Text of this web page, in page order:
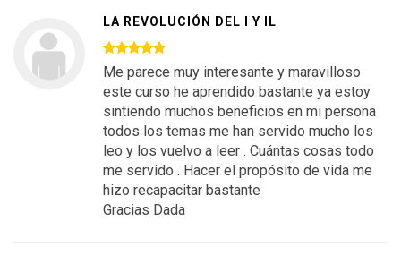
LA REVOLUCIÓN DEL I Y IL
Me parece muy interesante y maravilloso
este curso he aprendido bastante ya estoy
sintiendo muchos beneficios en mi persona
todos los temas me han servido mucho los
leo y los vuelvo a leer . Cuántas cosas todo
me servido . Hacer el propósito de vida me
hizo recapacitar bastante
Gracias Dada